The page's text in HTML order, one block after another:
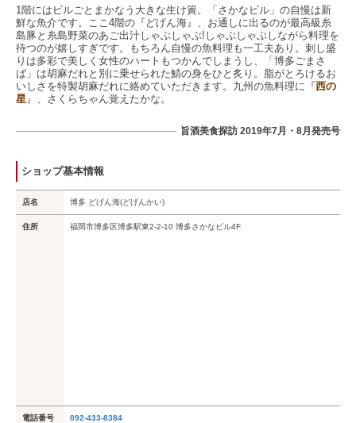
1階にはビルごとまかなう大きな生け簀。「さかなビル」の自慢は新
鮮な魚介です。ここ4階の『どげん海』、お通しに出るのが最高級糸
島豚と糸島野菜のあご出汁しゃぶしゃぶ!しゃぶしゃぶしながら料理を
待つのが嬉しすぎです。もちろん自慢の魚料理も一工夫あり。刺し盛
りは多彩で美しく女性のハートもつかんでしまうし、「博多ごまさ
ば」は胡麻だれと別に乗せられた鯖の身をひと炙り。脂がとろけるお
いしさを特製胡麻だれに絡めていただきます。九州の魚料理に『西の
星 』、さくらちゃん覚えたかな。
旨酒美食探訪 2019年7月・8月発売号
ショップ基本情報
店名 博多 どげん海(どげんかい)
住所 福岡市博多区博多駅東2-2-10 博多さかなビル4F
電話番号 092-433-8384